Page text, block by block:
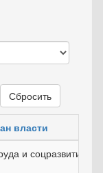
Сбросить
власти
и соцразвития РФ